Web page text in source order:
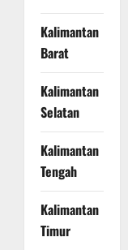
Kalimantan
Barat
Kalimantan
Selatan
Kalimantan
Tengah
Kalimantan
Timur